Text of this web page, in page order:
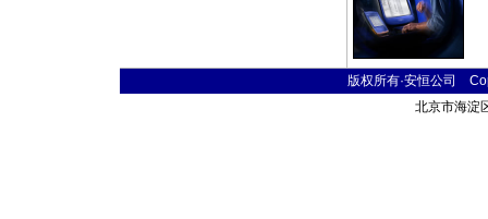
版权所有·安恒公司
北京市海淀